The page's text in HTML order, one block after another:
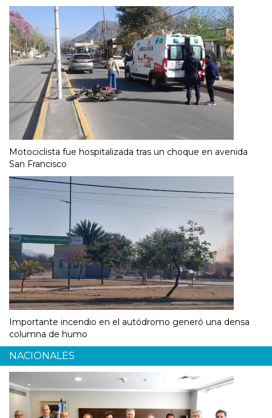
Motociclista fue hospitalizada tras un choque en avenida
San Francisco
Importante incendio en el autódromo generó una densa
columna de humo
NACIONALES